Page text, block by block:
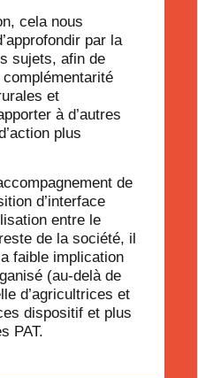
cela nous
par la
sujets, afin de
et
à d’autres
plus
de
d’interface
entre le
de la société, il
faible implication
(au-delà de
d’agricultrices et
dispositif et plus
PAT.